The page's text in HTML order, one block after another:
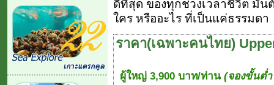
ดีที่สุด ของทุกช่วงเวลาชีวิต มัน
ใคร หรืออะไร ที่เป็นแค่ธรรมดา
ราคา(เฉพาะคนไทย)
ผู้ใหญ่ 3,900 บาท/ท่าน (จองขั้นต่